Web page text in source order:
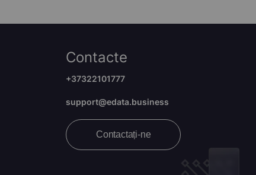
Contacte
+37322101777
support@edata.business
Contactați-ne